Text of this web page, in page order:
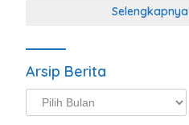
Selengkapnya
Arsip Berita
Arsip
Berita